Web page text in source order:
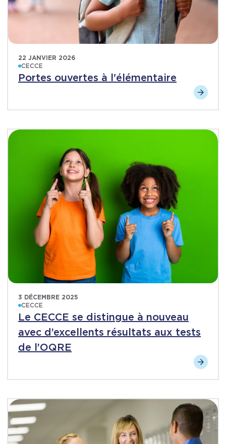
22 JANVIER 2026
CECCE
Portes ouvertes à l'élémentaire
3 DÉCEMBRE 2025
CECCE
Le CECCE se distingue à nouveau
avec d’excellents résultats aux tests
de l’OQRE